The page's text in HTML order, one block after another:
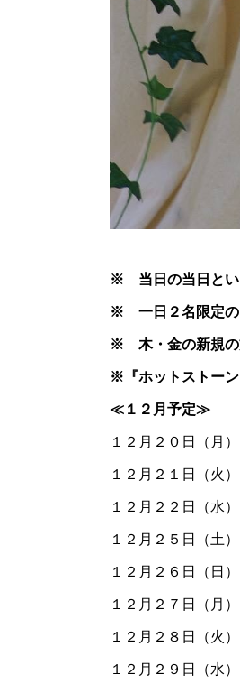
※ 当日の当日とい
※ 一日２名限定の
※ 木・金の新規の
※『ホットストー
≪１２月予定≫
１２月２０日（月
１２月２１日（火
１２月２２日（水
１２月２５日（土
１２月２６日（日
１２月２７日（月
１２月２８日（火
１２月２９日（